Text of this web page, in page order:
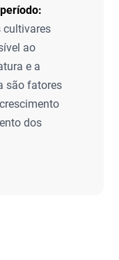
cultivares
ao
e a
são fatores
dos